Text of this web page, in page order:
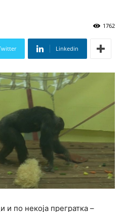
1762
Linkedin
по некоја прегратка –